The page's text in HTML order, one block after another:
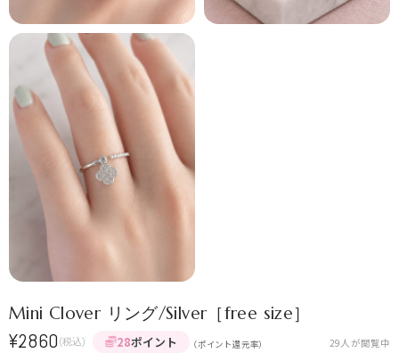
Mini Clover リング/Silver［free size］
¥2860 (税込) 28ポイント （ポイント還元率） 29人が閲覧中